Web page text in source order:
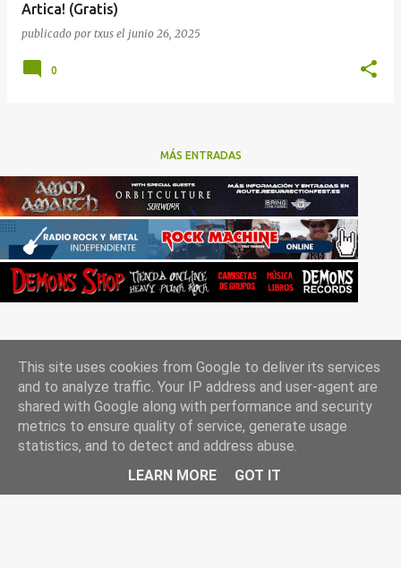
Artica! (Gratis)
publicado por txus el junio 26, 2025
0
MÁS ENTRADAS
Con la tecnología de Blogger
Rockgle.es 2010-2025
This site uses cookies from Google to deliver its services
and to analyze traffic. Your IP address and user-agent are
shared with Google along with performance and security
metrics to ensure quality of service, generate usage
statistics, and to detect and address abuse.
LEARN MORE
GOT IT